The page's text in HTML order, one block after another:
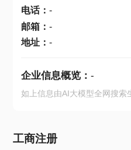
电话： -
邮箱： -
地址： -
企业信息概览： -
如上信息由AI大模型全网搜索
工商注册